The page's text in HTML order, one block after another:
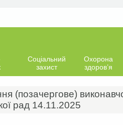
Соціальний
захист
Охорона
здоров’я
(позачергове)
рад 14.11.2025